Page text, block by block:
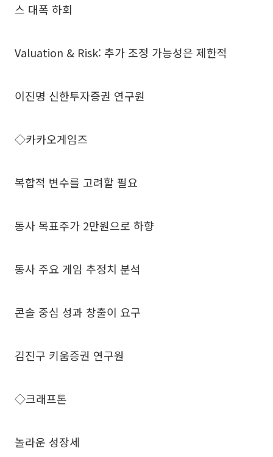
스 대폭 하회
Valuation & Risk: 추가 조정 가능성은 제한적
이진명 신한투자증권 연구원
◇카카오게임즈
복합적 변수를 고려할 필요
동사 목표주가 2만원으로 하향
동사 주요 게임 추정치 분석
콘솔 중심 성과 창출이 요구
김진구 키움증권 연구원
◇크래프톤
놀라운 성장세